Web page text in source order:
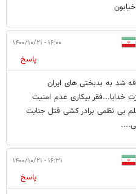
۱۶:۰۰ - ۱۴۰۰/۱۰/۲۱
پاسخ
شد به بدبختی های ایران
خدایا..‌.فقر بیکاری عدم امنیت
بی نظمی برادر کشی قتل جنایت
۱۶:۳۱ - ۱۴۰۰/۱۰/۲۱
پاسخ